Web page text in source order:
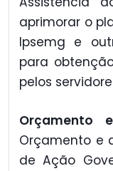
aprimorar o
Ipsemg e
para
pelos
Orçamento
Orçamento e
de Ação